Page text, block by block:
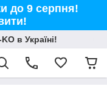
до 9 серпня!
в Україні!